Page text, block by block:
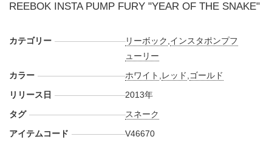
REEBOK INSTA PUMP FURY "YEAR OF THE SNAKE"
カテゴリー リーボック インスタポンプフ
ューリー
カラー
ホワイト レッド ゴールド
リリース日
2013年
タグ
スネーク
アイテムコード
V46670